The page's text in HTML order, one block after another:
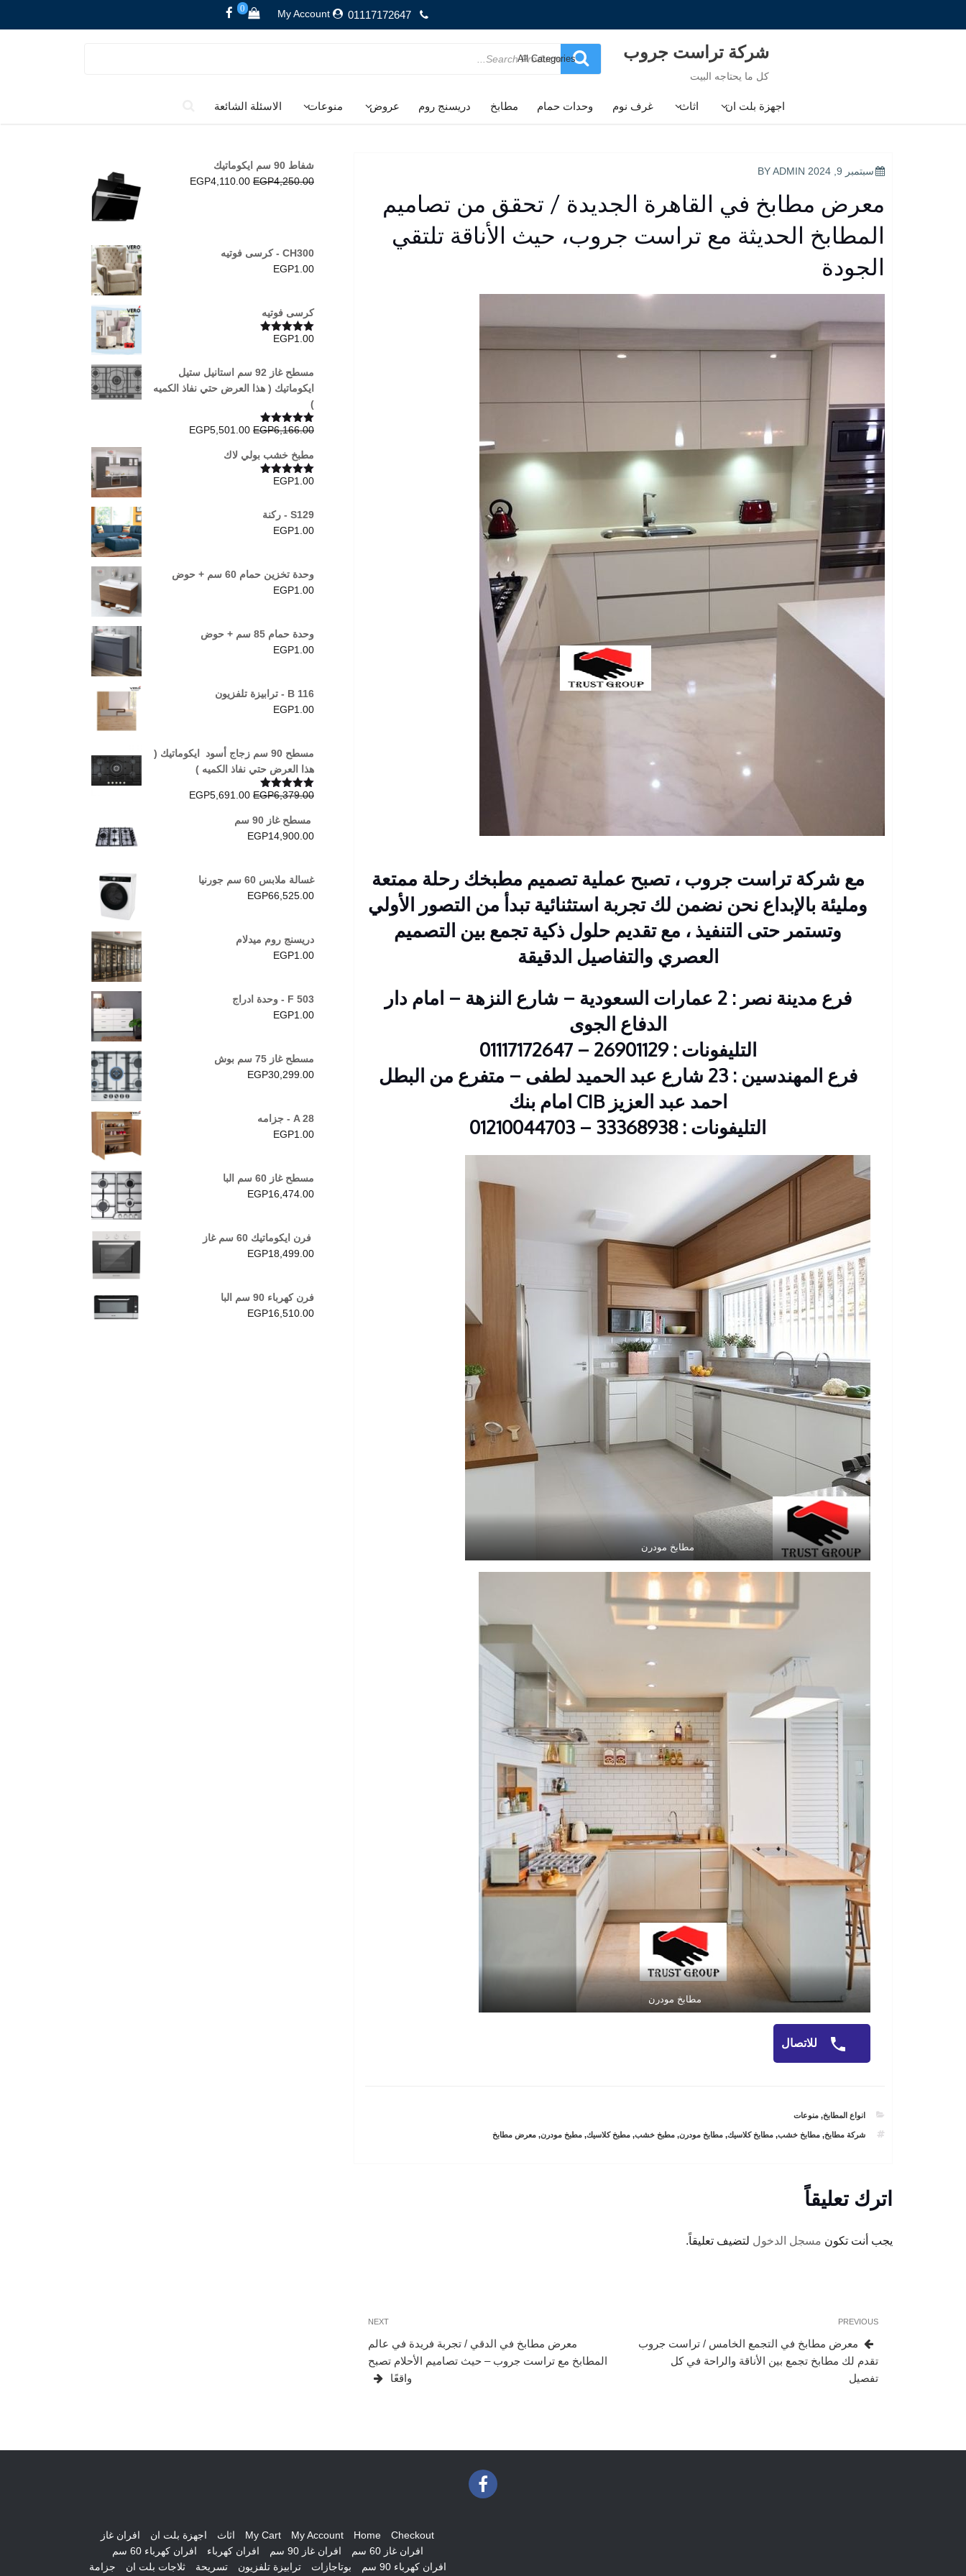
01117172647
My Account
0
شركة تراست جروب
كل ما يحتاجه البيت
Search
for
اجهزة بلت ان اثاث غرف نوم وحدات حمام مطابخ دريسنج روم عروض منوعات الاسئلة الشائعة
POSTED
سبتمبر 9, 2024 ADMIN
معرض مطابخ في القاهرة الجديدة / تحقق من تصاميم
المطابخ الحديثة مع تراست جروب، حيث الأناقة تلتقي
الجودة
مع شركة تراست جروب ، تصبح عملية تصميم مطبخك رحلة ممتعة
ومليئة بالإبداع نحن نضمن لك تجربة استثنائية تبدأ من التصور الأولي
وتستمر حتى التنفيذ ، مع تقديم حلول ذكية تجمع بين التصميم
العصري والتفاصيل الدقيقة
فرع مدينة نصر : 2 عمارات السعودية – شارع النزهة – امام دار
الدفاع الجوى
التليفونات : 26901129 – 01117172647
فرع المهندسين : 23 شارع عبد الحميد لطفى – متفرع من البطل
احمد عبد العزيز CIB امام بنك
التليفونات : 33368938 – 01210044703
مطابخ مودرن
مطابخ مودرن
للاتصال
CATEGORIES
انواع المطابخ,منوعات
TAGS
شركة مطابخ,مطابخ خشب,مطابخ كلاسيك,مطابخ مودرن,مطبخ خشب,مطبخ كلاسيك,مطبخ مودرن,معرض مطابخ
اترك تعليقاً
يجب أنت تكون مسجل الدخول لتضيف تعليقاً.
تصفّح
المقالات
Previous
Post
PREVIOUS
معرض مطابخ في التجمع الخامس / تراست جروب
تقدم لك مطابخ تجمع بين الأناقة والراحة في كل
تفصيل
NEXT
معرض مطابخ في الدقي / تجربة فريدة في عالم
المطابخ مع تراست جروب – حيث تصاميم الأحلام تصبح
واقعًا
شفاط 90 سم ايكوماتيك
EGP4,250.00
السعر
EGP4,110.00
CH300 - كرسى فوتيه
EGP1.00
كرسى فوتيه
تم التقييم
EGP1.00
مسطح غاز 92 سم استانيل ستيل
ايكوماتيك ( هذا العرض حتي نفاذ الكميه
)
تم التقييمEGP6,166.00
السعر
هو:
EGP5,501.00
EGP5,501.00.
مطبخ خشب بولي لاك
تم التقييم
EGP1.00
S129 - ركنة
EGP1.00
وحدة تخزين حمام 60 سم + حوض
EGP1.00
وحدة حمام 85 سم + حوض
EGP1.00
B 116 - ترابيزة تلفزيون
EGP1.00
مسطح 90 سم زجاج أسود ايكوماتيك (
هذا العرض حتي نفاذ الكميه )
تم التقييمEGP6,379.00
السعر
هو:
EGP6,379.00.
EGP5,691.00
EGP5,691.00.
مسطح غاز 90 سم
EGP14,900.00
غسالة ملابس 60 سم جورنيا
EGP66,525.00
دريسنج روم ميدلام
EGP1.00
F 503 - وحدة ادراج
EGP1.00
مسطح غاز 75 سم بوش
EGP30,299.00
A 28 - جزامه
EGP1.00
مسطح غاز 60 سم البا
EGP16,474.00
فرن ايكوماتيك 60 سم غاز
EGP18,499.00
فرن كهرباء 90 سم البا
EGP16,510.00
Checkout
Home
My Account
My Cart اثاث اجهزة بلت ان
افران غاز
افران غاز 60 سم
افران غاز 90 سم افران كهرباء
افران كهرباء 60 سم
افران كهرباء 90 سم
بوتاجازات ترابيزة تلفزيون تسريحة ثلاجات بلت ان جزامة